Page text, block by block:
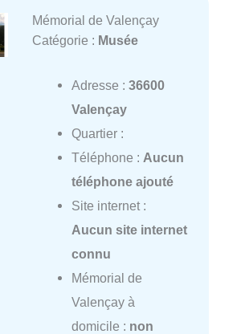
Mémorial de Valençay
Catégorie : Musée
Adresse : 36600
Valençay
Quartier :
Téléphone : Aucun
téléphone ajouté
Site internet :
Aucun site internet
connu
Mémorial de
Valençay à
domicile : non